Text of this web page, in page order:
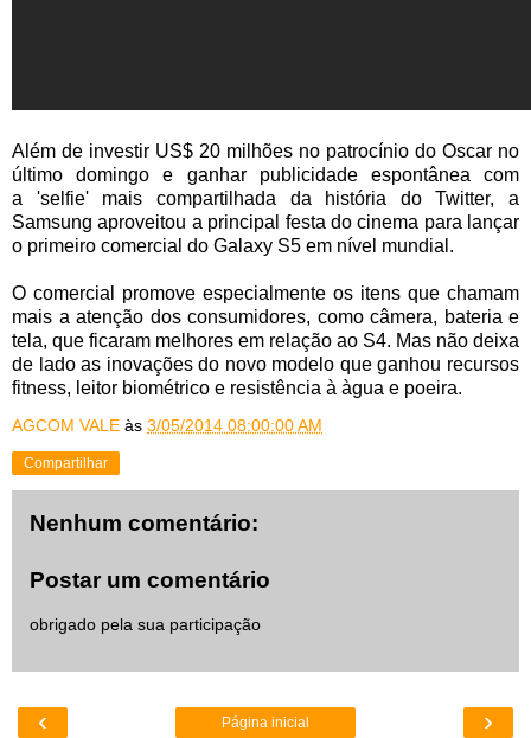
Além de investir US$ 20 milhões no patrocínio do Oscar no
último domingo e ganhar publicidade espontânea com
a
'selfie' mais compartilhada da história do Twitter, a
Samsung aproveitou a principal festa do cinema para lançar
o primeiro comercial do Galaxy S5 em nível mundial.
O comercial promove especialmente os itens que chamam
mais a atenção dos consumidores, como câmera, bateria e
tela, que ficaram melhores em relação ao S4. Mas não deixa
de lado as inovações do novo modelo que ganhou recursos
fitness, leitor biométrico e resistência à àgua e poeira.
AGCOM VALE às 3/05/2014 08:00:00 AM
Compartilhar
Nenhum comentário:
Postar um comentário
obrigado pela sua participação
‹ ›
Página inicial